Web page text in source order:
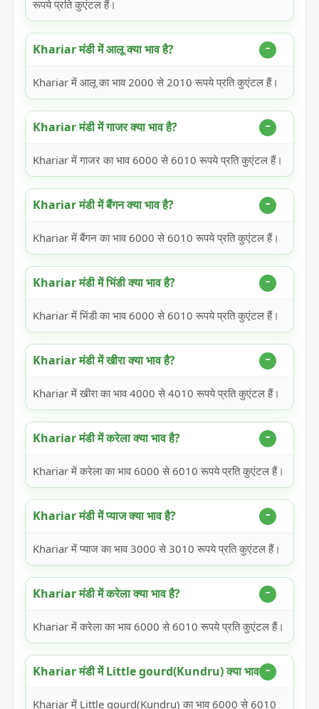
रूपये प्रति कुएंटल हैं।
Khariar मंडी में आलू क्या भाव है?
Khariar में आलू का भाव 2000 से 2010 रूपये प्रति कुएंटल हैं।
Khariar मंडी में गाजर क्या भाव है?
Khariar में गाजर का भाव 6000 से 6010 रूपये प्रति कुएंटल हैं।
Khariar मंडी में बैंगन क्या भाव है?
Khariar में बैंगन का भाव 6000 से 6010 रूपये प्रति कुएंटल हैं।
Khariar मंडी में भिंडी क्या भाव है?
Khariar में भिंडी का भाव 6000 से 6010 रूपये प्रति कुएंटल हैं।
Khariar मंडी में खीरा क्या भाव है?
Khariar में खीरा का भाव 4000 से 4010 रूपये प्रति कुएंटल हैं।
Khariar मंडी में करेला क्या भाव है?
Khariar में करेला का भाव 6000 से 6010 रूपये प्रति कुएंटल हैं।
Khariar मंडी में प्याज क्या भाव है?
Khariar में प्याज का भाव 3000 से 3010 रूपये प्रति कुएंटल हैं।
Khariar मंडी में करेला क्या भाव है?
Khariar में करेला का भाव 6000 से 6010 रूपये प्रति कुएंटल हैं।
Khariar मंडी में Little gourd(Kundru) क्या भाव है?
Khariar में Little gourd(Kundru) का भाव 6000 से 6010